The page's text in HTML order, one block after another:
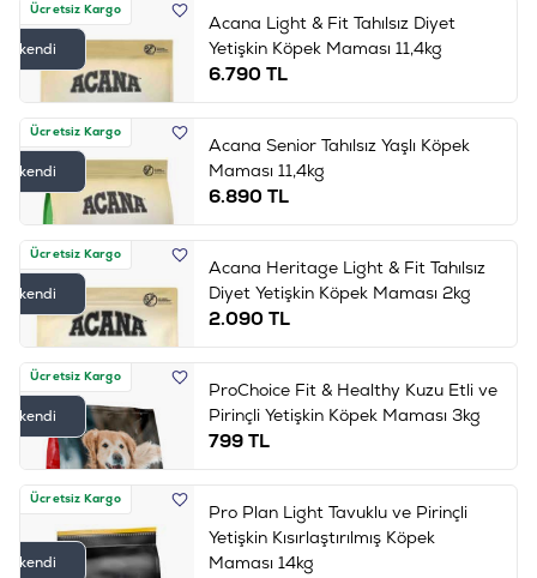
Ücretsiz Kargo
Tükendi
Acana Light & Fit Tahılsız Diyet
Yetişkin Köpek Maması 11,4kg
6.790 TL
Ücretsiz Kargo
Tükendi
Acana Senior Tahılsız Yaşlı Köpek
Maması 11,4kg
6.890 TL
Ücretsiz Kargo
Tükendi
Acana Heritage Light & Fit Tahılsız
Diyet Yetişkin Köpek Maması 2kg
2.090 TL
Ücretsiz Kargo
Tükendi
ProChoice Fit & Healthy Kuzu Etli ve
Pirinçli Yetişkin Köpek Maması 3kg
799TL
Ücretsiz Kargo
Tükendi
Pro Plan Light Tavuklu ve Pirinçli
Yetişkin Kısırlaştırılmış Köpek
Maması 14kg